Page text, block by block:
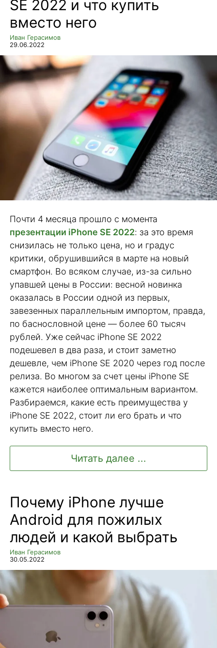
SE 2022 и что купить
вместо него
Иван Герасимов
29.06.2022
Почти 4 месяца прошло с момента
презентации iPhone SE 2022: за это время
снизилась не только цена, но и градус
критики, обрушившийся в марте на новый
смартфон. Во всяком случае, из-за сильно
упавшей цены в России: весной новинка
оказалась в России одной из первых,
завезенных параллельным импортом, правда,
по баснословной цене — более 60 тысяч
рублей. Уже сейчас iPhone SE 2022
подешевел в два раза, и стоит заметно
дешевле, чем iPhone SE 2020 через год после
релиза. Во многом за счет цены iPhone SE
кажется наиболее оптимальным вариантом.
Разбираемся, какие есть преимущества у
iPhone SE 2022, стоит ли его брать и что
купить вместо него.
Читать далее ...
Почему iPhone лучше
Android для пожилых
людей и какой выбрать
Иван Герасимов
30.05.2022